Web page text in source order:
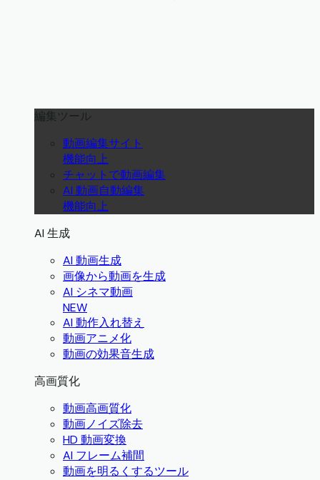
編集ツール
動画編集サイト
機能向上
チャットで動画編集
AI 動画自動編集
機能向上
AI 生成
AI 動画生成
画像から動画を生成
AI シネマ動画
NEW
AI 動作入れ替え
動画アニメ化
動画の効果音生成
高画質化
動画高画質化
動画ノイズ除去
HD 動画変換
AI フレーム補間
動画を明るくするツール